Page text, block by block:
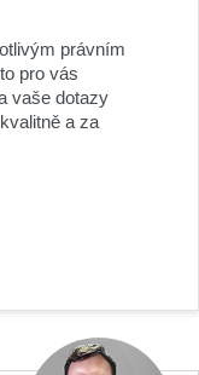
právním
pro vás
vaše dotazy
a za